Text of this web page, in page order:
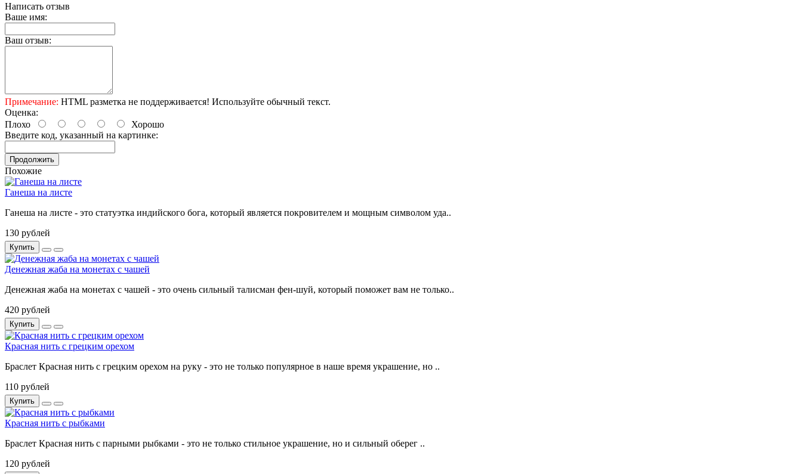
Написать отзыв
Ваше имя:
Ваш отзыв:
Примечание: HTML разметка не поддерживается! Используйте обычный текст.
Оценка:
Плохо
Хорошо
Введите код, указанный на картинке:
Продолжить
Похожие
Ганеша на листе
Ганеша на листе - это статуэтка индийского бога, который является покровителем и мощным символом уда..
130 рублей
Купить
Денежная жаба на монетах с чашей
Денежная жаба на монетах с чашей - это очень сильный талисман фен-шуй, который поможет вам не только..
420 рублей
Купить
Красная нить с грецким орехом
Браслет Красная нить с грецким орехом на руку - это не только популярное в наше время украшение, но ..
110 рублей
Купить
Красная нить с рыбками
Браслет Красная нить с парными рыбками - это не только стильное украшение, но и сильный оберег ..
120 рублей